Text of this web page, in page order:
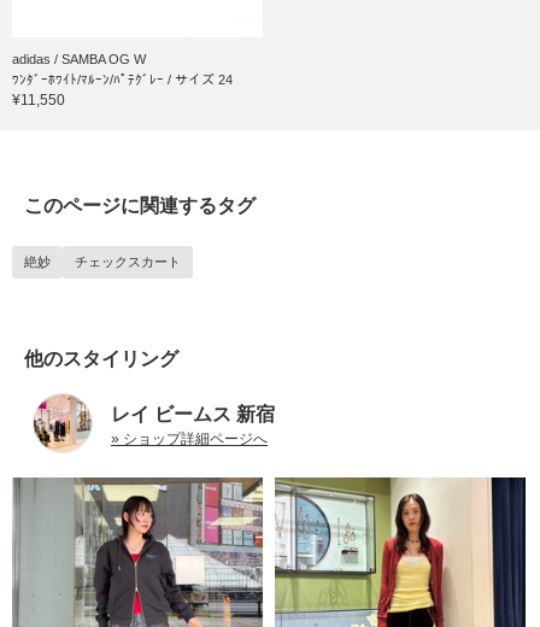
adidas / SAMBA OG W
ﾜﾝﾀﾞｰﾎﾜｲﾄ/ﾏﾙｰﾝ/ﾊﾟﾃｸﾞﾚｰ / サイズ 24
¥11,550
このページに関連するタグ
絶妙 チェックスカート
他のスタイリング
レイ ビームス 新宿
» ショップ詳細ページへ